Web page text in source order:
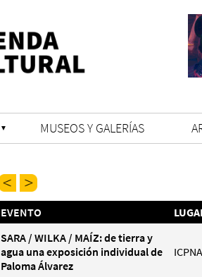
MUSEOS Y GALERÍAS
EVENTO
SARA / WILKA / MAÍZ: de tierra y
agua una exposición individual de
Paloma Álvarez